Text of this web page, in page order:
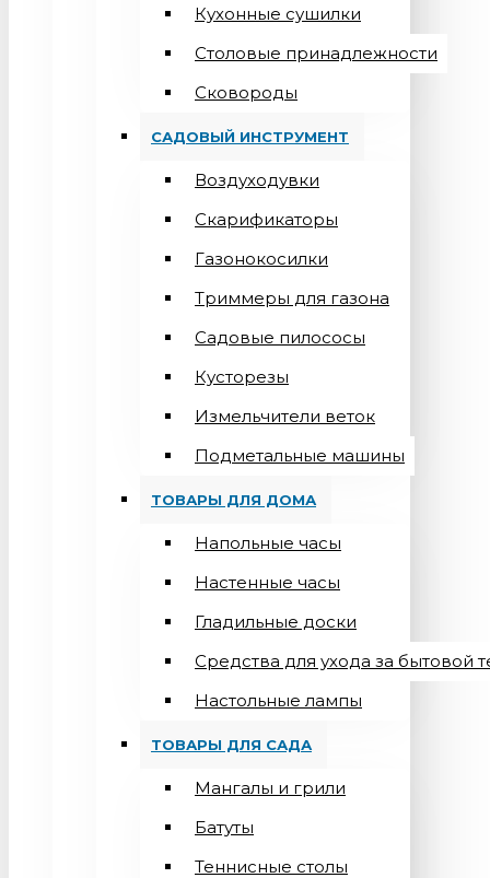
Кухонные сушилки
Столовые принадлежности
Сковороды
САДОВЫЙ ИНСТРУМЕНТ
Воздуходувки
Скарификаторы
Газонокосилки
Триммеры для газона
Садовые пилососы
Кусторезы
Измельчители веток
Подметальные машины
ТОВАРЫ ДЛЯ ДОМА
Напольные часы
Настенные часы
Гладильные доски
Средства для ухода за бытовой
Настольные лампы
ТОВАРЫ ДЛЯ САДА
Мангалы и грили
Батуты
Теннисные столы